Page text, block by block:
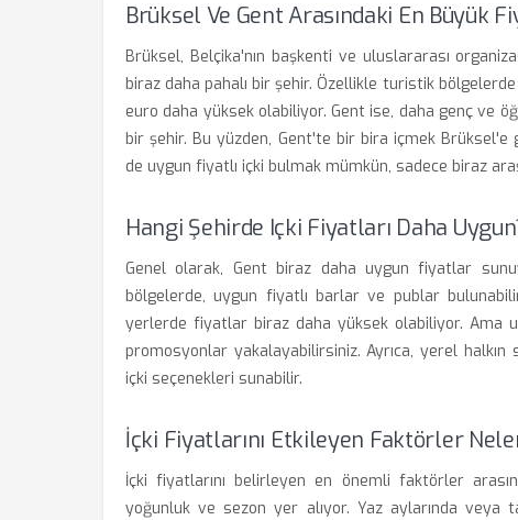
Brüksel Ve Gent Arasındaki En Büyük
Brüksel, Belçika'nın başkenti ve uluslararası
biraz daha pahalı bir şehir. Özellikle turistik
euro daha yüksek olabiliyor. Gent ise, daha genç ve
bir şehir. Bu yüzden, Gent'te bir bira içmek Brüksel'e
de uygun fiyatlı içki bulmak mümkün, sadece biraz
Hangi Şehirde Içki Fiyatları Daha
Genel olarak, Gent biraz daha uygun fiyatlar
bölgelerde, uygun fiyatlı barlar ve publar
yerlerde fiyatlar biraz daha yüksek olabiliyor. Ama
promosyonlar yakalayabilirsiniz. Ayrıca, yerel
içki seçenekleri sunabilir.
İçki Fiyatlarını Etkileyen Faktörler
İçki fiyatlarını belirleyen en önemli faktörler
yoğunluk ve sezon yer alıyor. Yaz aylarında